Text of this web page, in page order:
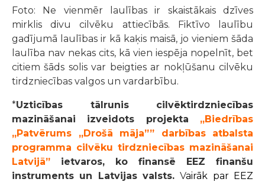
Foto: Ne vienmēr laulības ir skaistākais dzīves
mirklis divu cilvēku attiecībās. Fiktīvo laulību
gadījumā laulības ir kā kaķis maisā, jo vieniem šāda
laulība nav nekas cits, kā vien iespēja nopelnīt, bet
citiem šāds solis var beigties ar nokļūšanu cilvēku
tirdzniecības valgos un vardarbību.
*Uzticības tālrunis cilvēktirdzniecības
mazināšanai izveidots projekta „Biedrības
„Patvērums „Drošā māja”” darbības atbalsta
programma cilvēku tirdzniecības mazināšanai
Latvijā” ietvaros, ko finansē EEZ finanšu
instruments un Latvijas valsts.Vairāk par EEZ